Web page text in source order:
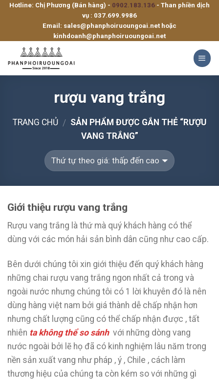
SkipHotline: Chị Phương (Bán hàng) - 0902.183.136 - Than phiền dịch
vụ : 037.699.9986
Email: sales@phanphoiruoungoai.net hoặc
kinhdoanh@phanphoiruoungoai.net
rượu vang trắng
TRANG CHỦ / SẢN PHẨM ĐƯỢC GẮN THẺ “RƯỢU
VANG TRẮNG”
Giới thiệu rượu vang trắng
Rượu vang trắng là thứ mà quý khách hàng có thể
dùng với các món hải sản bình dân cũng như cao cấp.
Bên dưới chúng tôi xin giới thiệu đến quý khách hàng
những chai rượu vang trắng ngon nhất cả trong và
ngoài nước nhưng chúng tôi có 1 lời khuyên đó là nên
dùng hàng việt nam bởi giá thành dễ chấp nhận hơn
nhưng chất lượng cũng có thể chấp nhận được , tất
nhiên ta không thể so sánhvới những dòng vang
nước ngoài bởi lẽ họ đã có kinh nghiệm lâu năm trong
nền sản xuất vang như pháp , ý , Chile , cách làm
thương hiệu của chúng ta còn kém so với những gì